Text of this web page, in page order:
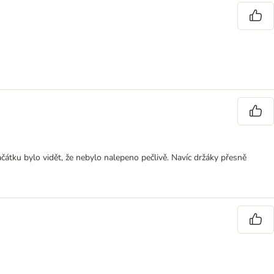
bylo vidět, že nebylo nalepeno pečlivě. Navíc držáky přesně